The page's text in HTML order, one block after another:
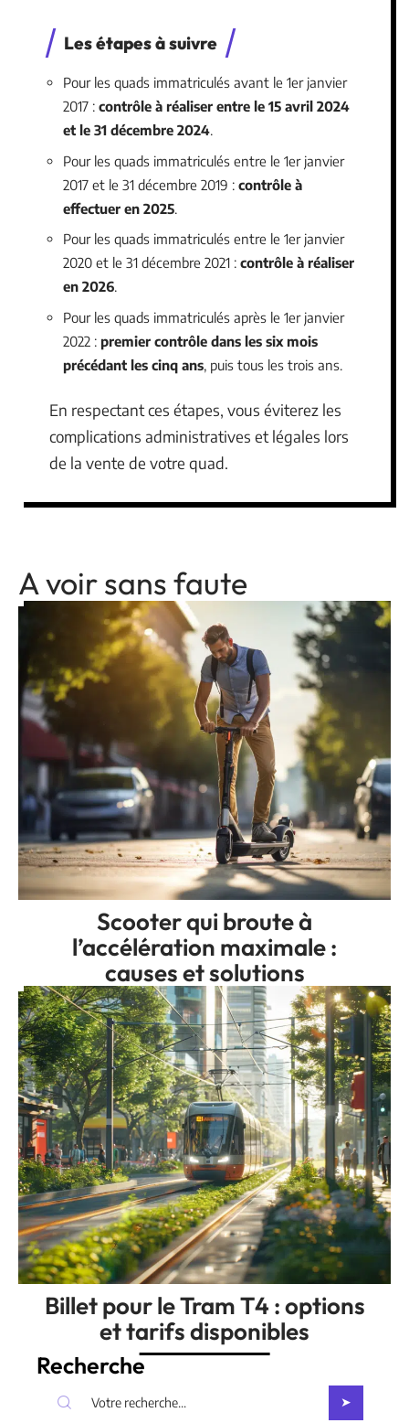
Les étapes à suivre
Pour les quads immatriculés avant le 1er janvier
2017 : contrôle à réaliser entre le 15 avril 2024
et le 31 décembre 2024.
Pour les quads immatriculés entre le 1er janvier
2017 et le 31 décembre 2019 : contrôle à
effectuer en 2025.
Pour les quads immatriculés entre le 1er janvier
2020 et le 31 décembre 2021 : contrôle à réaliser
en 2026.
Pour les quads immatriculés après le 1er janvier
2022 : premier contrôle dans les six mois
précédant les cinq ans, puis tous les trois ans.
En respectant ces étapes, vous éviterez les
complications administratives et légales lors
de la vente de votre quad.
A voir sans faute
Scooter qui broute à
l’accélération maximale :
causes et solutions
Billet pour le Tram T4 : options
et tarifs disponibles
Recherche